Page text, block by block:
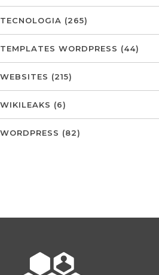
TECNOLOGIA (265)
TEMPLATES WORDPRESS (44)
WEBSITES (215)
WIKILEAKS (6)
WORDPRESS (82)